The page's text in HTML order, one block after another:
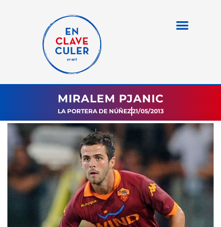
MIRALEM PJANIC
LA PORTERA DE NÚÑEZ21/05/2013